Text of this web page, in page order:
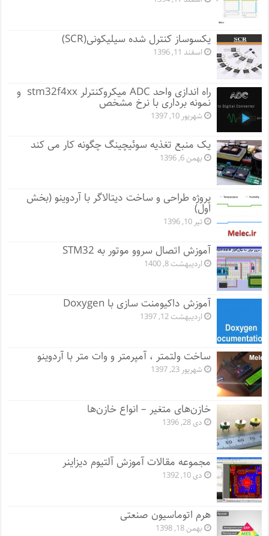
یکسوساز کنترل شده سیلیکونی(SCR)
اسفند 11, 1396
راه اندازی واحد ADC میکروکنترلر stm32f4xx و
نمونه برداری با نرخ مشخص
شهریور 10, 1397
یک منبع تغذیه سوئیچینگ چگونه کار می کند
بهمن 6, 1396
پروژه طراحی و ساخت دیتالاگر با آردوینو (بخش
اول)
تیر 10, 1396
آموزش اتصال سروو موتور به STM32
اردیبهشت 8, 1400
آموزش داکیومنت سازی با Doxygen
اردیبهشت 12, 1397
ساخت ولتمتر ، آمپرمتر و وات متر با آردوینو
شهریور 23, 1397
خازن‌های متغیر – انواع خازن‌ها
دی 28, 1396
مجموعه مقالات آموزش آلتیوم دیزاینر
دی 10, 1392
هرم اتوماسیون صنعتی
بهمن 18, 1398